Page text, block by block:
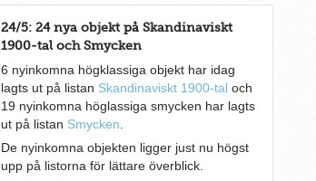
24/5: 24 nya objekt på Skandinaviskt
1900-tal och Smycken
6 nyinkomna högklassiga objekt har idag
lagts ut på listan Skandinaviskt 1900-taloch
19 nyinkomna höglassiga smycken har lagts
ut på listan Smycken
De nyinkomna objekten ligger just nu högst
upp på listorna för lättare överblick.